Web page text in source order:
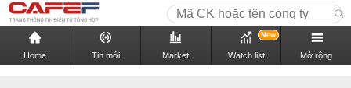
Home Tin mới Market Watch list
New
Mở rộng